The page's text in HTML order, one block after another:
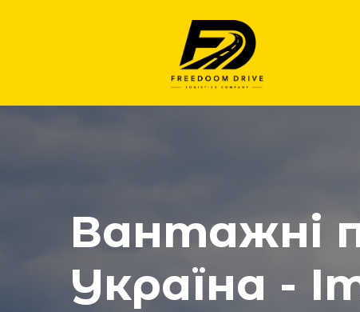
Вантажні
Україна -